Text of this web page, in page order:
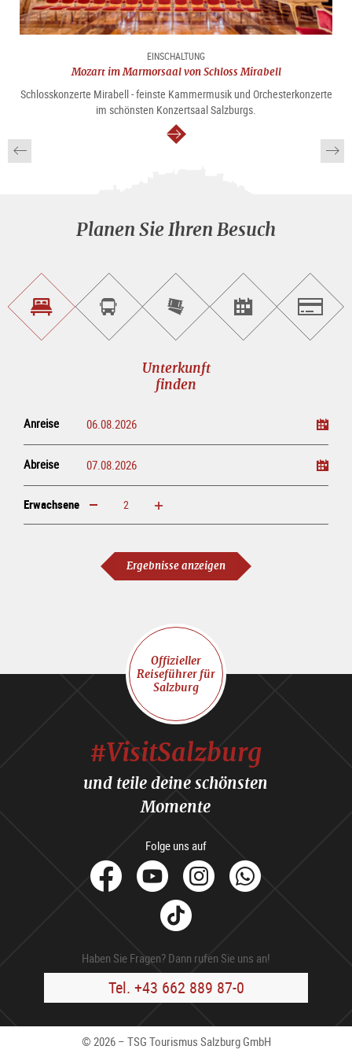
EINSCHALTUNG
Mozart im Marmorsaal von Schloss Mirabell
Schlosskonzerte Mirabell - feinste Kammermusik und Orchesterkonzerte
im schönsten Konzertsaal Salzburgs.
weiter
Planen Sie Ihren Besuch
Unterkunft<br>findenSightseeing<br>Tour
buchen
Tickets
online<br>kaufen
Events<br>finden
Unterkunft
finden
Anreise
Abreise
Erwachsene erhöhen verringern
Ergebnisse anzeigen
Offizieller
Reiseführer für
Salzburg
#VisitSalzburg
und teile deine schönsten
Momente
Folge uns auf
facebook
YoutubeInstagram
Tik
Tok
Haben Sie Fragen? Dann rufen Sie uns an!
Tel. +43 662 889 87-0
© 2026 – TSG Tourismus Salzburg GmbH